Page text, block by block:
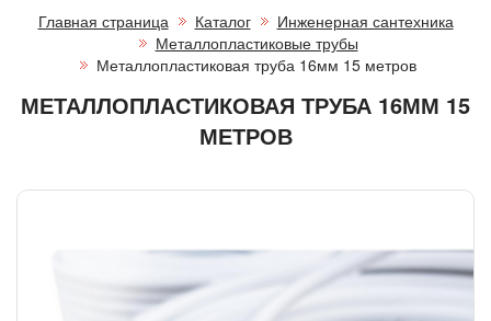
Главная страница Каталог
Инженерная сантехника
Металлопластиковые трубы
Металлопластиковая труба 16мм 15 метров
МЕТАЛЛОПЛАСТИКОВАЯ ТРУБА 16ММ 15
МЕТРОВ